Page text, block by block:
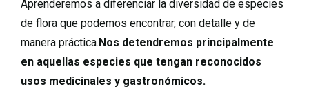
Aprenderemos a diferenciar la diversidad de especies
de flora que podemos encontrar, con detalle y de
manera práctica.Nos detendremos principalmente
en aquellas especies que tengan reconocidos
usos medicinales y gastronómicos.